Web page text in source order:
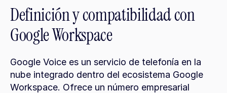
Definición y compatibilidad con
Google Workspace
Google Voice es un servicio de telefonía en la
nube integrado dentro del ecosistema Google
Workspace. Ofrece un número empresarial